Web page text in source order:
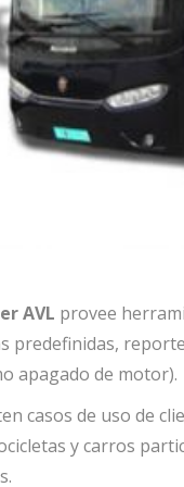
AVL provee
predefinidas,
apagado de motor).
casos de uso de
y carros